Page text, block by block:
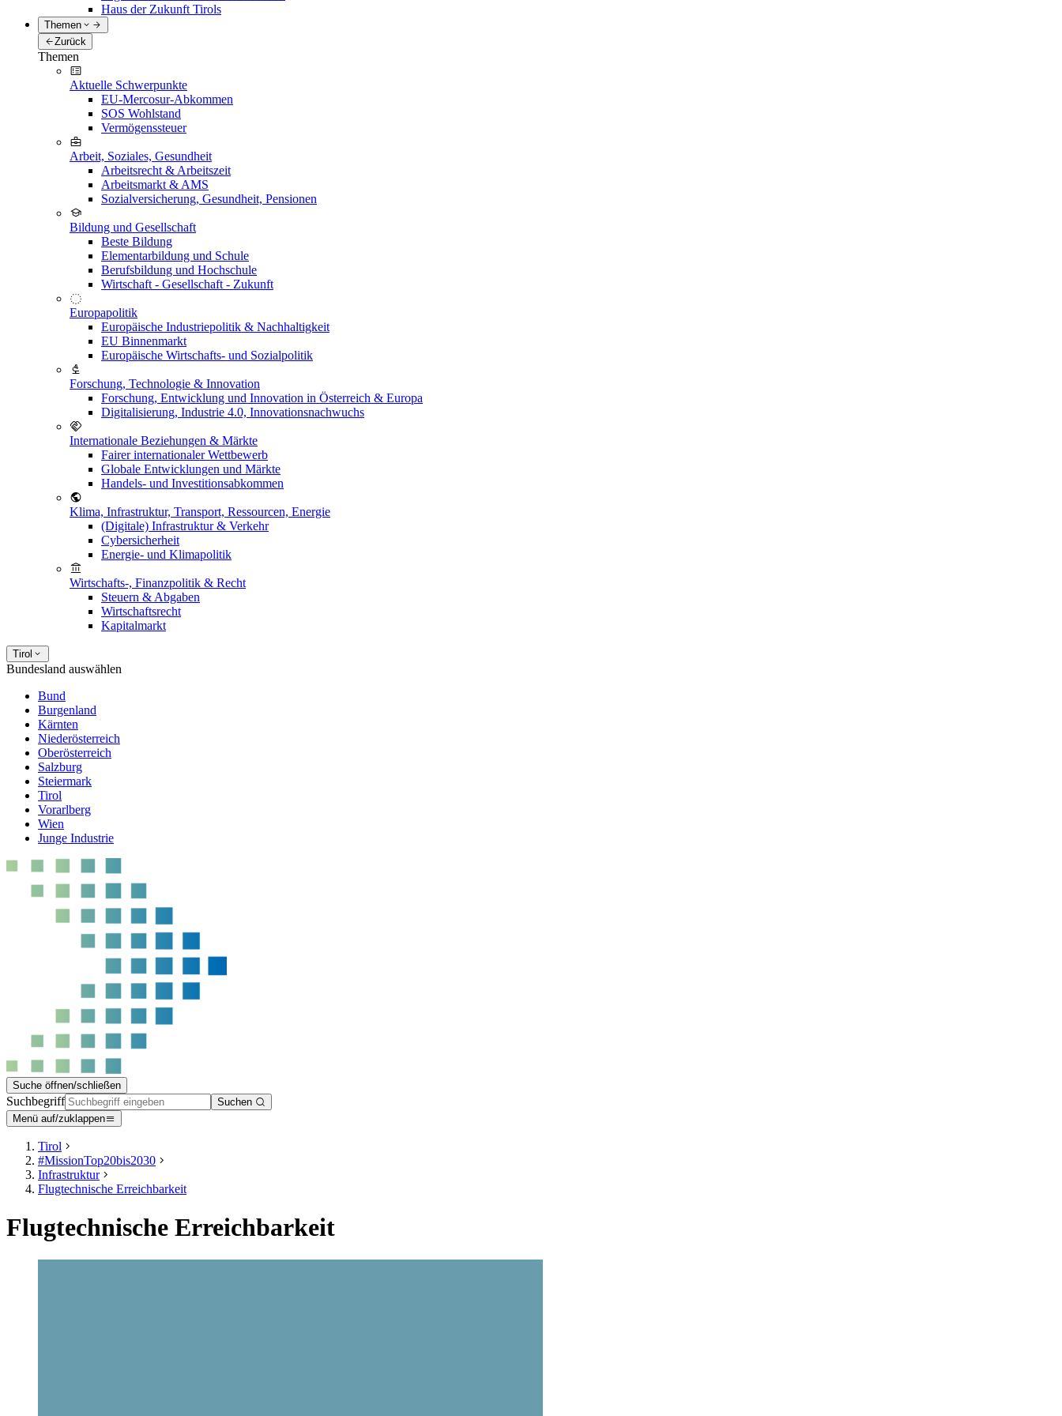
Haus der Zukunft Tirols
Themen
Zurück
Themen
Aktuelle Schwerpunkte
EU-Mercosur-Abkommen
SOS Wohlstand
Vermögenssteuer
Arbeit, Soziales, Gesundheit
Arbeitsrecht & Arbeitszeit
Arbeitsmarkt & AMS
Sozialversicherung, Gesundheit, Pensionen
Bildung und Gesellschaft
Beste Bildung
Elementarbildung und Schule
Berufsbildung und Hochschule
Wirtschaft - Gesellschaft - Zukunft
Europapolitik
Europäische Industriepolitik & Nachhaltigkeit
EU Binnenmarkt
Europäische Wirtschafts- und Sozialpolitik
Forschung, Technologie & Innovation
Forschung, Entwicklung und Innovation in Österreich & Europa
Digitalisierung, Industrie 4.0, Innovationsnachwuchs
Internationale Beziehungen & Märkte
Fairer internationaler Wettbewerb
Globale Entwicklungen und Märkte
Handels- und Investitionsabkommen
Klima, Infrastruktur, Transport, Ressourcen, Energie
(Digitale) Infrastruktur & Verkehr
Cybersicherheit
Energie- und Klimapolitik
Wirtschafts-, Finanzpolitik & Recht
Steuern & Abgaben
Wirtschaftsrecht
Kapitalmarkt
Tirol
Bundesland auswählen
Bund
Burgenland
Kärnten
Niederösterreich
Oberösterreich
Salzburg
Steiermark
Tirol
Vorarlberg
Wien
Junge Industrie
Suche öffnen/schließen
Suchbegriff
Suchen
Menü auf/zuklappen
Tirol
#MissionTop20bis2030
Infrastruktur
Flugtechnische Erreichbarkeit
Flugtechnische Erreichbarkeit